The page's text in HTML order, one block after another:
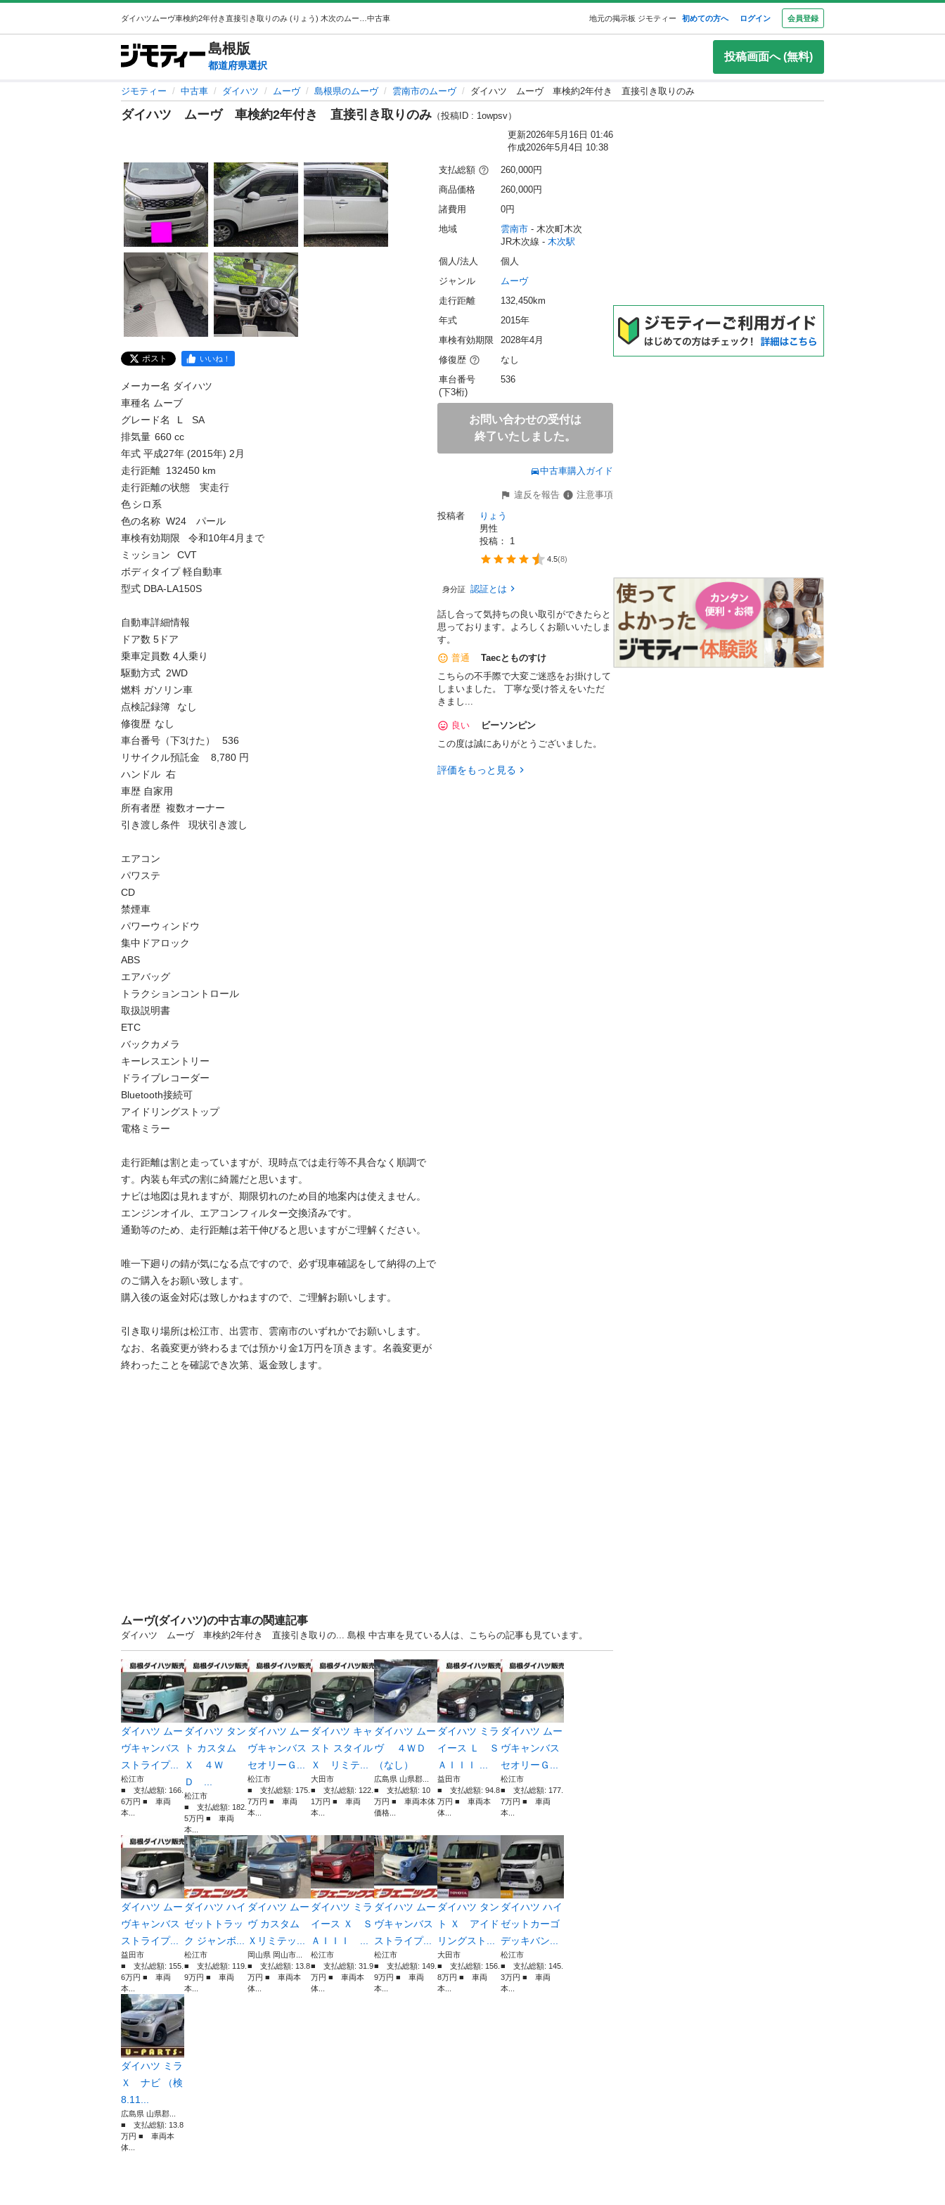
中古車 地元の掲示板 ジモティー 初めての方へ ログイン 会員登録
島根版
都道府県選択
投稿画面へ (無料)
ジモティー 中古車 ダイハツ ムーヴ 島根県のムーヴ 雲南市のムーヴ ダイハツ ムーヴ 車検約2年付き 直接引き取りのみ
ダイハツ ムーヴ 車検約2年付き 直接引き取りのみ （投稿ID : 1owpsv）
更新2026年5月16日 01:46
作成2026年5月4日 10:38
ポスト いいね！
メーカー名 ダイハツ
車種名 ムーブ
グレード名	L　SA
排気量	660 cc
年式	平成27年 (2015年) 2月
走行距離	132450 km
走行距離の状態	実走行
色	シロ系
色の名称	W24　パール
車検有効期限	令和10年4月まで
ミッション	CVT
ボディタイプ 軽自動車
型式	DBA-LA150S
自動車詳細情報
ドア数 5ドア
乗車定員数 4人乗り
駆動方式	2WD
燃料	ガソリン車
点検記録簿	なし
修復歴	なし
車台番号（下3けた）	536
リサイクル預託金	8,780 円
ハンドル	右
車歴	自家用
所有者歴	複数オーナー
引き渡し条件	現状引き渡し
エアコン
パワステ
CD
禁煙車
パワーウィンドウ
集中ドアロック
ABS
エアバッグ
トラクションコントロール
取扱説明書
ETC
バックカメラ
キーレスエントリー
ドライブレコーダー
Bluetooth接続可
アイドリングストップ
電格ミラー
走行距離は割と走っていますが、現時点では走行等不具合なく順調で
す。内装も年式の割に綺麗だと思います。
ナビは地図は見れますが、期限切れのため目的地案内は使えません。
エンジンオイル、エアコンフィルター交換済みです。
通勤等のため、走行距離は若干伸びると思いますがご理解ください。
唯一下廻りの錆が気になる点ですので、必ず現車確認をして納得の上で
のご購入をお願い致します。
購入後の返金対応は致しかねますので、ご理解お願いします。
引き取り場所は松江市、出雲市、雲南市のいずれかでお願いします。
なお、名義変更が終わるまでは預かり金1万円を頂きます。名義変更が
終わったことを確認でき次第、返金致します。
支払総額
260,000円
商品価格
260,000円
諸費用
0円
地域
雲南市 - 木次町木次
JR木次線 - 木次駅
個人/法人
個人
ジャンル
ムーヴ
走行距離
132,450km
年式
2015年
車検有効期限
2028年4月
修復歴
なし
車台番号
(下3桁)
536
お問い合わせの受付は
終了いたしました。
中古車購入ガイド
違反を報告
注意事項
投稿者
りょう
男性
投稿： 1
4.5(8)
身分証 認証とは
話し合って気持ちの良い取引ができたらと
思っております。よろしくお願いいたしま
す。
普通
Taecとものすけ
こちらの不手際で大変ご迷惑をお掛けして
しまいました。 丁寧な受け答えをいただ
きまし...
良い
ビーソンピン
この度は誠にありがとうございました。
評価をもっと見る
ムーヴ(ダイハツ)の中古車の関連記事
ダイハツ ムーヴ 車検約2年付き 直接引き取りの... 島根 中古車を見ている人は、こちらの記事も見ています。
ダイハツ ムー
ヴキャンバス
ストライプ...
松江市
■ 支払総額: 166.
6万円 ■ 車両
本...
ダイハツ タン
ト カスタム
Ｘ ４Ｗ
Ｄ ...
松江市
■ 支払総額: 182.
5万円 ■ 車両
本...
ダイハツ ムー
ヴキャンバス
セオリーＧ...
松江市
■ 支払総額: 175.
7万円 ■ 車両
本...
ダイハツ キャ
スト スタイル
Ｘ リミテ...
大田市
■ 支払総額: 122.
1万円 ■ 車両
本...
ダイハツ ムー
ヴ ４ＷＤ
（なし）
広島県 山県郡...
■ 支払総額: 10
万円 ■ 車両本体
価格...
ダイハツ ミラ
イース Ｌ Ｓ
ＡＩＩＩ ...
益田市
■ 支払総額: 94.8
万円 ■ 車両本
体...
ダイハツ ムー
ヴキャンバス
セオリーＧ...
松江市
■ 支払総額: 177.
7万円 ■ 車両
本...
ダイハツ ムー
ヴキャンバス
ストライプ...
益田市
■ 支払総額: 155.
6万円 ■ 車両
本...
ダイハツ ハイ
ゼットトラッ
ク ジャンボ...
松江市
■ 支払総額: 119.
9万円 ■ 車両
本...
ダイハツ ムー
ヴ カスタム
Ｘリミテッ...
岡山県 岡山市...
■ 支払総額: 13.8
万円 ■ 車両本
体...
ダイハツ ミラ
イース Ｘ Ｓ
ＡＩＩＩ ...
松江市
■ 支払総額: 31.9
万円 ■ 車両本
体...
ダイハツ ムー
ヴキャンバス
ストライプ...
松江市
■ 支払総額: 149.
9万円 ■ 車両
本...
ダイハツ タン
ト Ｘ アイド
リングスト...
大田市
■ 支払総額: 156.
8万円 ■ 車両
本...
ダイハツ ハイ
ゼットカーゴ
デッキバン...
松江市
■ 支払総額: 145.
3万円 ■ 車両
本...
ダイハツ ミラ
Ｘ ナビ （検
8.11...
広島県 山県郡...
■ 支払総額: 13.8
万円 ■ 車両本
体...